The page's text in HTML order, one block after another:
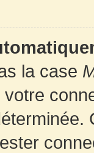
la case
votre